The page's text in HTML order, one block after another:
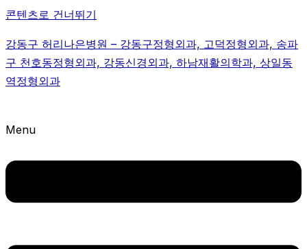
콘텐츠로 건너뛰기
강동구 허리나은병원 – 강동구정형외과, 고덕정형외과, 송파
구 천호동정형외과, 강동신경외과, 하남재활의학과, 상일동
역정형외과
Menu